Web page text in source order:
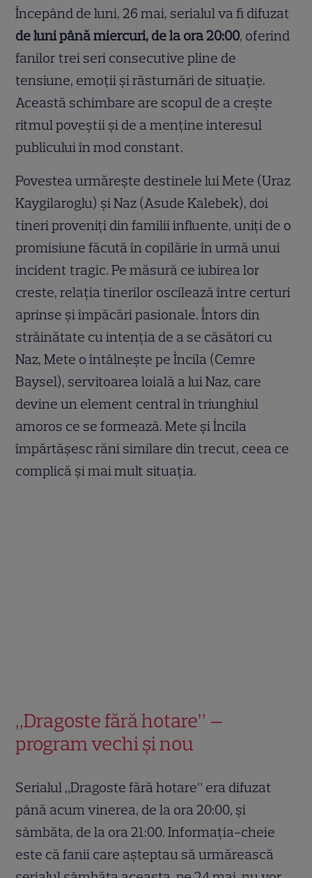
Începând de luni, 26 mai, serialul va fi difuzat
de luni până miercuri, de la ora 20:00, oferind
fanilor trei seri consecutive pline de
tensiune, emoții și răsturnări de situație.
Această schimbare are scopul de a crește
ritmul poveștii și de a menține interesul
publicului în mod constant.
Povestea urmărește destinele lui Mete (Uraz
Kaygilaroglu) și Naz (Asude Kalebek), doi
tineri proveniți din familii influente, uniți de o
promisiune făcută în copilărie în urmă unui
incident tragic. Pe măsură ce iubirea lor
creste, relația tinerilor oscilează între certuri
aprinse și împăcări pasionale. Întors din
străinătate cu intenția de a se căsători cu
Naz, Mete o întâlnește pe İncila (Cemre
Baysel), servitoarea loială a lui Naz, care
devine un element central în triunghiul
amoros ce se formează. Mete și İncila
împărtășesc răni similare din trecut, ceea ce
complică și mai mult situația.
„Dragoste fără hotare” —
program vechi și nou
Serialul „Dragoste fără hotare” era difuzat
până acum vinerea, de la ora 20:00, și
sâmbăta, de la ora 21:00. Informația-cheie
este că fanii care așteptau să urmărească